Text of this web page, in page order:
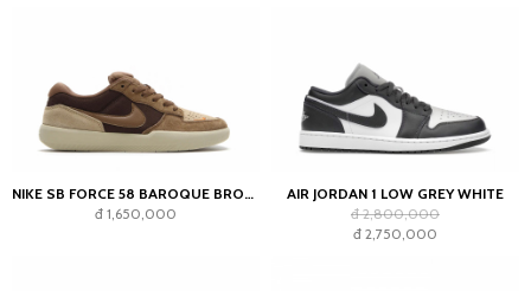
NIKE SB FORCE 58 BAROQUE BROWN PARACHUTE BEIGE DESERT KHAKI MOSSWOOD BROWN
đ 1,650,000
AIR JORDAN 1 LOW GREY WHITE
đ 2,800,000
đ 2,750,000